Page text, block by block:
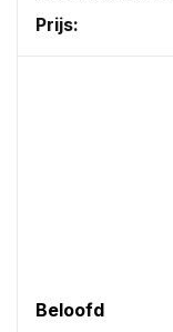
Prijs:
Beloofd